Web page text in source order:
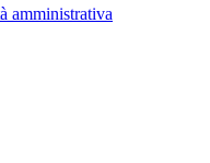
amministrativa